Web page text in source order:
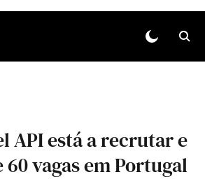
API está a recrutar e
vagas em Portugal